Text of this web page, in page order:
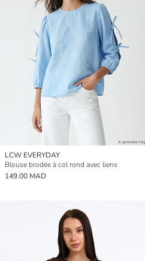
LCW EVERYDAY
Blouse brodée à col rond avec liens
149.00 MAD